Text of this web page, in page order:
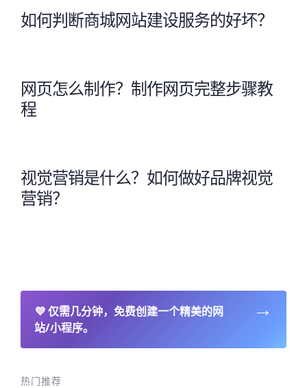
如何判断商城网站建设服务的好坏？
网页怎么制作？制作网页完整步骤教
程
视觉营销是什么？如何做好品牌视觉
营销？
💜仅需几分钟，免费创建一个精美的网
站/小程序。
→
热门推荐